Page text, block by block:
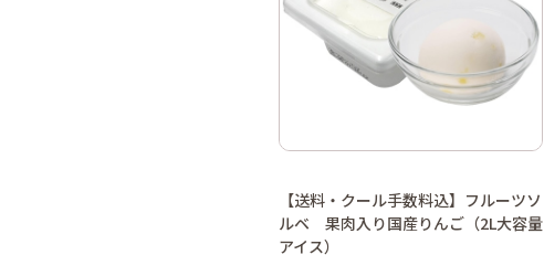
【送料・クール手数料込】フルーツソ
ルベ 果肉入り国産りんご（2L大容量
アイス）